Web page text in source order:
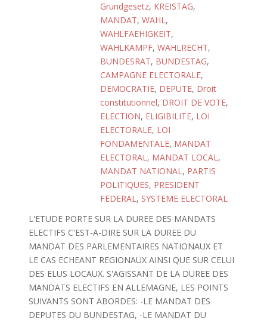
Grundgesetz, KREISTAG,
MANDAT, WAHL,
WAHLFAEHIGKEIT,
WAHLKAMPF, WAHLRECHT,
BUNDESRAT, BUNDESTAG,
CAMPAGNE ELECTORALE,
DEMOCRATIE, DEPUTE, Droit
constitutionnel, DROIT DE VOTE,
ELECTION, ELIGIBILITE, LOI
ELECTORALE, LOI
FONDAMENTALE, MANDAT
ELECTORAL, MANDAT LOCAL,
MANDAT NATIONAL, PARTIS
POLITIQUES, PRESIDENT
FEDERAL, SYSTEME ELECTORAL
L'ETUDE PORTE SUR LA DUREE DES MANDATS
ELECTIFS C'EST-A-DIRE SUR LA DUREE DU
MANDAT DES PARLEMENTAIRES NATIONAUX ET
LE CAS ECHEANT REGIONAUX AINSI QUE SUR CELUI
DES ELUS LOCAUX. S'AGISSANT DE LA DUREE DES
MANDATS ELECTIFS EN ALLEMAGNE, LES POINTS
SUIVANTS SONT ABORDES: -LE MANDAT DES
DEPUTES DU BUNDESTAG, -LE MANDAT DU